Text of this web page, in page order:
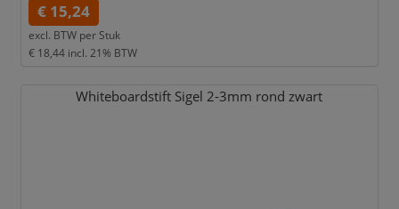
€ 15,24
excl. BTW per Stuk
€ 18,44 incl. 21% BTW
Whiteboardstift Sigel 2-3mm rond zwart